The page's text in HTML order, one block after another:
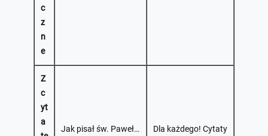
c
z
n
e
Z
c
yt
a
Jak pisał św. Paweł… Dla każdego! Cytaty